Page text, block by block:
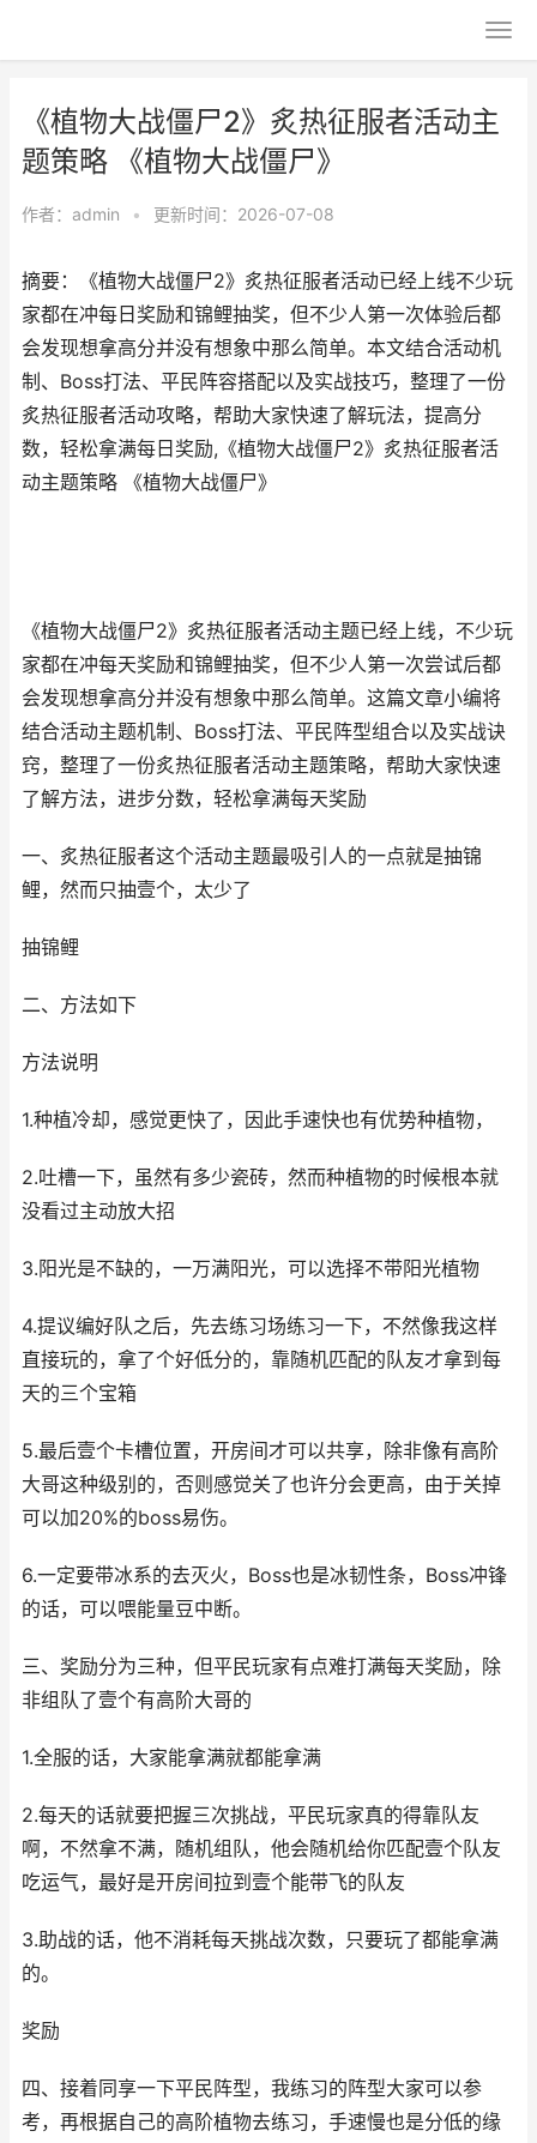
《植物大战僵尸2》炙热征服者活动主
题策略 《植物大战僵尸》
作者： admin • 更新时间：2026-07-08
摘要：《植物大战僵尸2》炙热征服者活动已经上线不少玩
家都在冲每日奖励和锦鲤抽奖，但不少人第一次体验后都
会发现想拿高分并没有想象中那么简单。本文结合活动机
制、Boss打法、平民阵容搭配以及实战技巧，整理了一份
炙热征服者活动攻略，帮助大家快速了解玩法，提高分
数，轻松拿满每日奖励,《植物大战僵尸2》炙热征服者活
动主题策略 《植物大战僵尸》
《植物大战僵尸2》炙热征服者活动主题已经上线，不少玩
家都在冲每天奖励和锦鲤抽奖，但不少人第一次尝试后都
会发现想拿高分并没有想象中那么简单。这篇文章小编将
结合活动主题机制、Boss打法、平民阵型组合以及实战诀
窍，整理了一份炙热征服者活动主题策略，帮助大家快速
了解方法，进步分数，轻松拿满每天奖励
一、炙热征服者这个活动主题最吸引人的一点就是抽锦
鲤，然而只抽壹个，太少了
抽锦鲤
二、方法如下
方法说明
1.种植冷却，感觉更快了，因此手速快也有优势种植物，
2.吐槽一下，虽然有多少瓷砖，然而种植物的时候根本就
没看过主动放大招
3.阳光是不缺的，一万满阳光，可以选择不带阳光植物
4.提议编好队之后，先去练习场练习一下，不然像我这样
直接玩的，拿了个好低分的，靠随机匹配的队友才拿到每
天的三个宝箱
5.最后壹个卡槽位置，开房间才可以共享，除非像有高阶
大哥这种级别的，否则感觉关了也许分会更高，由于关掉
可以加20%的boss易伤。
6.一定要带冰系的去灭火，Boss也是冰韧性条，Boss冲锋
的话，可以喂能量豆中断。
三、奖励分为三种，但平民玩家有点难打满每天奖励，除
非组队了壹个有高阶大哥的
1.全服的话，大家能拿满就都能拿满
2.每天的话就要把握三次挑战，平民玩家真的得靠队友
啊，不然拿不满，随机组队，他会随机给你匹配壹个队友
吃运气，最好是开房间拉到壹个能带飞的队友
3.助战的话，他不消耗每天挑战次数，只要玩了都能拿满
的。
奖励
四、接着同享一下平民阵型，我练习的阵型大家可以参
考，再根据自己的高阶植物去练习，手速慢也是分低的缘